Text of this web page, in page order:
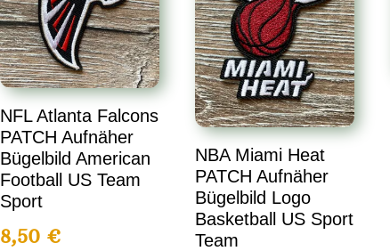
NFL Atlanta Falcons
PATCH Aufnäher
Bügelbild American
Football US Team
Sport
8,50 €
NBA Miami Heat
PATCH Aufnäher
Bügelbild Logo
Basketball US Sport
Team